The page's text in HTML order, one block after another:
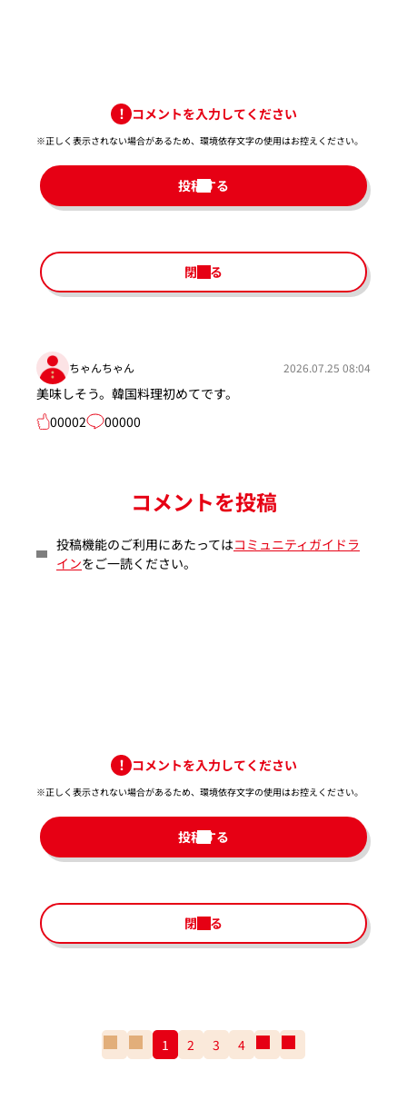
コメントを入力してください
※正しく表示されない場合があるため、環境依存文字の使用はお控えください。​
投稿する
閉じる
ちゃんちゃん 2026.07.25 08:04
美味しそう。韓国料理初めてです。
00002
00000
コメントを投稿
投稿機能のご利用にあたってはコミュニティガイドラ
インをご一読ください。
コメントを入力してください
※正しく表示されない場合があるため、環境依存文字の使用はお控えください。​
投稿する
閉じる
番
の
1 2 3 4
の
番